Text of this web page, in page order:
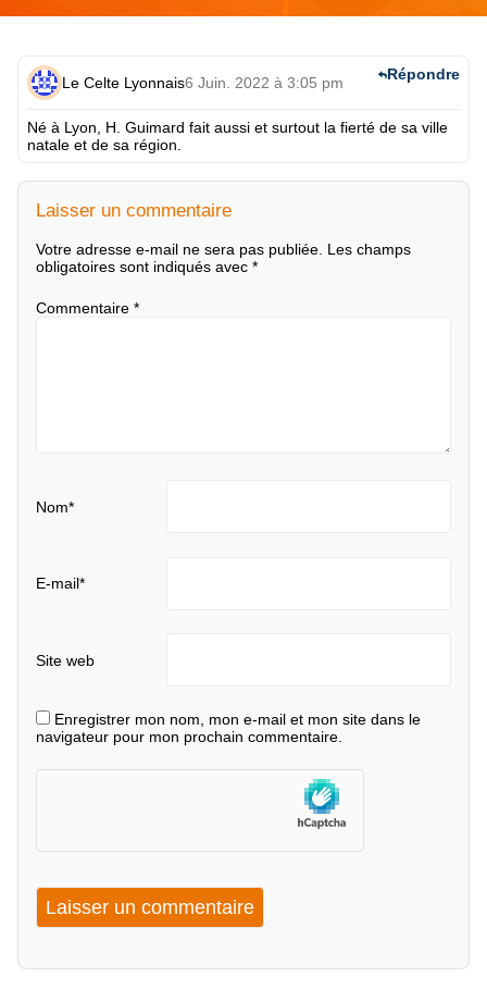
Le Celte Lyonnais6 Juin. 2022 à 3:05 pm
Né à Lyon, H. Guimard fait aussi et surtout la fierté de sa ville
natale et de sa région.
Répondre
Laisser un commentaire
Votre adresse e-mail ne sera pas publiée. Les champs
obligatoires sont indiqués avec *
Commentaire *
Nom*
E-mail*
Site web
Enregistrer mon nom, mon e-mail et mon site dans le
navigateur pour mon prochain commentaire.